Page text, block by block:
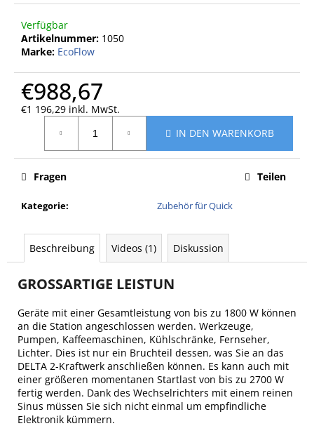
Verfügbar
Artikelnummer: 1050
Marke: EcoFlow
€988,67
€1 196,29 inkl. MwSt.
IN DEN WARENKORB
Kategorie: Zubehör für Quick
Fragen Teilen
Beschreibung Videos (1) Diskussion
GROSSARTIGE LEISTUN
Geräte mit einer Gesamtleistung von bis zu 1800 W können
an die Station angeschlossen werden. Werkzeuge,
Pumpen, Kaffeemaschinen, Kühlschränke, Fernseher,
Lichter. Dies ist nur ein Bruchteil dessen, was Sie an das
DELTA 2-Kraftwerk anschließen können. Es kann auch mit
einer größeren momentanen Startlast von bis zu 2700 W
fertig werden. Dank des Wechselrichters mit einem reinen
Sinus müssen Sie sich nicht einmal um empfindliche
Elektronik kümmern.
h
e